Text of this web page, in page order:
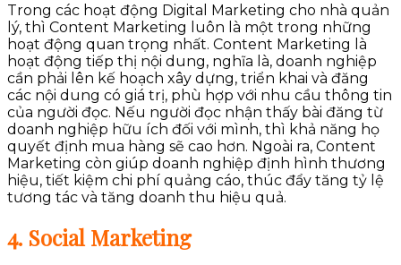
Trong các hoạt động Digital Marketing cho nhà quản
lý, thì Content Marketing luôn là một trong những
hoạt động quan trọng nhất. Content Marketing là
hoạt động tiếp thị nội dung, nghĩa là, doanh nghiệp
cần phải lên kế hoạch xây dựng, triển khai và đăng
các nội dung có giá trị, phù hợp với nhu cầu thông tin
của người đọc. Nếu người đọc nhận thấy bài đăng từ
doanh nghiệp hữu ích đối với mình, thì khả năng họ
quyết định mua hàng sẽ cao hơn. Ngoài ra, Content
Marketing còn giúp doanh nghiệp định hình thương
hiệu, tiết kiệm chi phí quảng cáo, thúc đẩy tăng tỷ lệ
tương tác và tăng doanh thu hiệu quả.
4. Social Marketing